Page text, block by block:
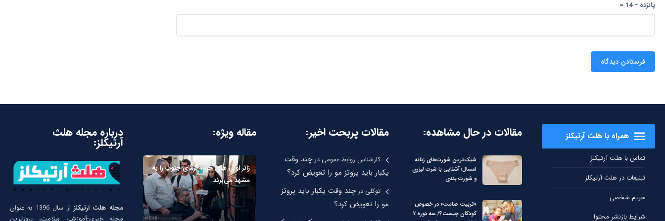
پانزده − 14 =
همراه با هلث آرتیکلز
تماس با هلث آرتیکلز
تبلیغات در هلث آرتیکلز
حریم شخصی
شرایط بازنشر محتوا
مقالات در حال مشاهده:
شیک‌ترین شورت‌های زنانه
امسال؛ آشنایی با شرت لیزری
و شورت بندی
«تربیت صامت» در خصوص
کودکان چیست؟/ سه دوره ۷
مقالات پربحت اخیر:
کارشناس روابط عمومیدرچند وقت
یکبار باید پروتز مو را تعویض کرد؟
توکلیدرچند وقت یکبار باید پروتز
مو را تعویض کرد؟
مقاله ویژه:
زائر اولی های حرم، گرمای جنوب را به
مشهد می‌برند
درباره مجله هلث
آرتیکلز:
مجله هلث آرتیکلز
از سال 1396 به عنوان
مجله خبری-آموزشی سلامت، بروزترین